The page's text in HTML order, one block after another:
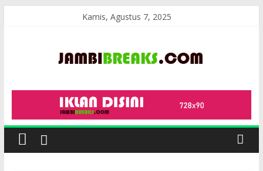
Kamis, Agustus 7, 2025
JambiBreaks